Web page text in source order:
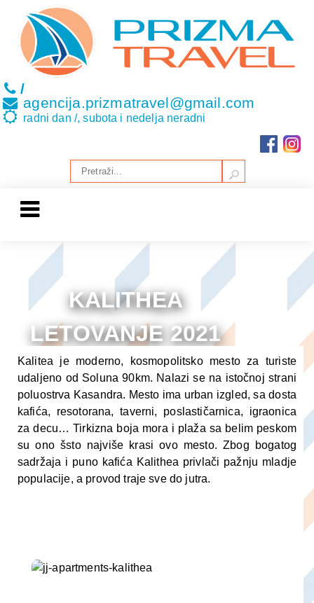
/
agencija.prizmatravel@gmail.com
radni dan /, subota i nedelja neradni
KALITHEA
LETOVANJE 2021
ARANŽMANI
Kalitea je moderno, kosmopolitsko mesto za turiste
udaljeno od Soluna 90km. Nalazi se na istočnoj strani
poluostrva Kasandra. Mesto ima urban izgled, sa dosta
kafića, resotorana, taverni, poslastičarnica, igraonica
za decu… Tirkizna boja mora i plaža sa belim peskom
su ono šsto najviše krasi ovo mesto. Zbog bogatog
sadržaja i puno kafića Kalithea privlači pažnju mladje
populacije, a provod traje sve do jutra.